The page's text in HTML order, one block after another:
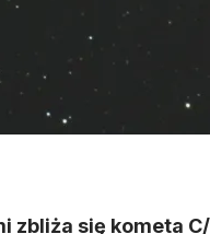
zbliża się kometa